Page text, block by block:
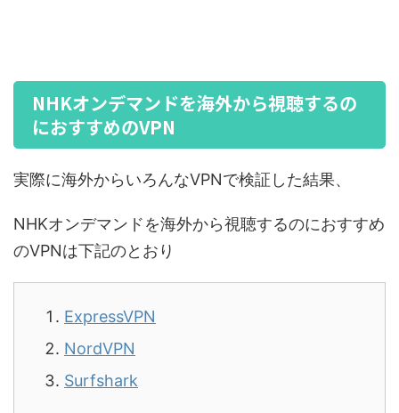
NHKオンデマンドを海外から視聴するの
におすすめのVPN
実際に海外からいろんなVPNで検証した結果、
NHKオンデマンドを海外から視聴するのにおすすめ
のVPNは下記のとおり
ExpressVPN
NordVPN
Surfshark